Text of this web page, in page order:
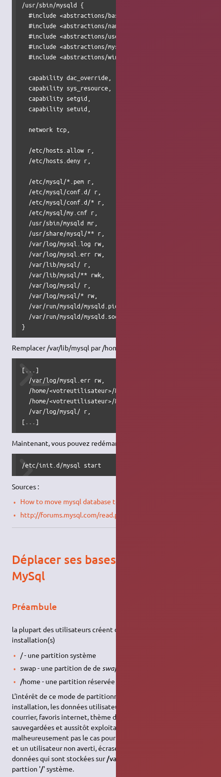
/usr/sbin/mysqld {
  #include <abstractions/base>
  #include <abstractions/nameservice>
  #include <abstractions/user-tmp>
  #include <abstractions/mysql>
  #include <abstractions/winbind>
  capability dac_override,
  capability sys_resource,
  capability setgid,
  capability setuid,
  network tcp,
  /etc/hosts.allow r,
  /etc/hosts.deny r,
  /etc/mysql/*.pem r,
  /etc/mysql/conf.d/ r,
  /etc/mysql/conf.d/* r,
  /etc/mysql/my.cnf r,
  /usr/sbin/mysqld mr,
  /usr/share/mysql/** r,
  /var/log/mysql.log rw,
  /var/log/mysql.err rw,
  /var/lib/mysql/ r,
  /var/lib/mysql/** rwk,
  /var/log/mysql/ r,
  /var/log/mysql/* rw,
  /var/run/mysqld/mysqld.pid w,
  /var/run/mysqld/mysqld.sock w,
}
Remplacer /var/lib/mysql par /home/<votreutilisateur>/MySQL/
[...]
  /var/log/mysql.err rw,
  /home/<votreutilisateur>/MySQL/ r,
  /home/<votreutilisateur>/MySQL/** rwk,
  /var/log/mysql/ r,
[...]
Maintenant, vous pouvez redémarrer MySQL !
/etc/init.d/mysql start
Sources :
How to move mysql database to another drive or partition
http://forums.mysql.com/read.php?35,290059,290059
Déplacer ses bases de données
MySql
Préambule
la plupart des utilisateurs créent de 2 à 3 partitions sur leur(s)
installation(s)
/ - une partition système
swap - une partition de de swap
/home - une partition réservée aux utilisateurs
L'intérêt de ce mode de partitionning est qu'en cas de re-
installation, les données utilisateurs (données, profils, compte
courrier, favoris internet, thème de bureau, etc.) sont
sauvegardées et aussitôt exploitable. Ça n'est
malheureusement pas le cas pour les bases de données MySql,
et un utilisateur non averti, écrasera sans le savoir ses bases de
données qui sont stockées sur/var/lib/mysql
parttion '/' système.